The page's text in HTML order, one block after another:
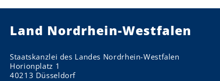
Land Nordrhein-Westfalen
Staatskanzlei des Landes Nordrhein-Westfalen
Horionplatz 1
40213 Düsseldorf